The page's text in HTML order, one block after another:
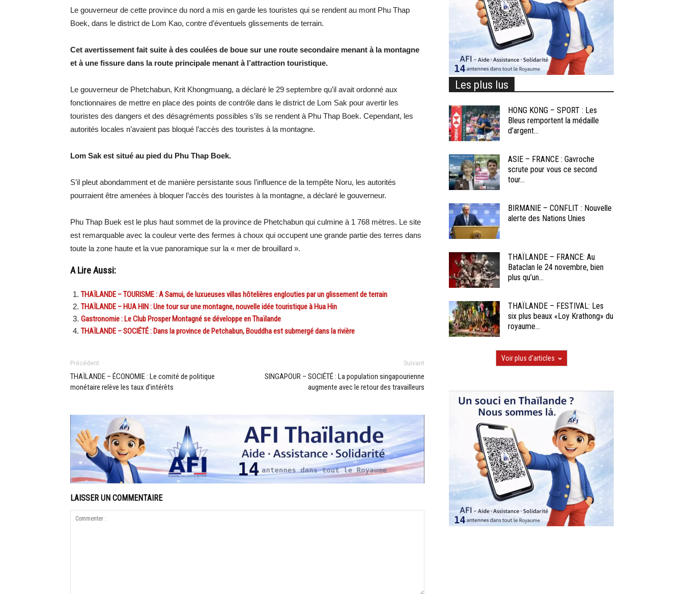
Le gouverneur de cette province du nord a mis en garde les touristes qui se rendent au mont Phu Thap
Boek, dans le district de Lom Kao, contre d’éventuels glissements de terrain.
Cet avertissement fait suite à des coulées de boue sur une route secondaire menant à la montagne
et à une fissure dans la route principale menant à l’attraction touristique.
Le gouverneur de Phetchabun, Krit Khongmuang, a déclaré le 29 septembre qu’il avait ordonné aux
fonctionnaires de mettre en place des points de contrôle dans le district de Lom Sak pour avertir les
touristes des dangers et des désagréments possibles s’ils se rendent à Phu Thap Boek. Cependant, les
autorités locales n’avaient pas bloqué l’accès des touristes à la montagne.
Lom Sak est situé au pied du Phu Thap Boek.
S’il pleut abondamment et de manière persistante sous l’influence de la tempête Noru, les autorités
pourraient être amenées à bloquer l’accès des touristes à la montagne, a déclaré le gouverneur.
Phu Thap Buek est le plus haut sommet de la province de Phetchabun qui culmine à 1 768 mètres. Le site
est remarquable avec la couleur verte des fermes à choux qui occupent une grande partie des terres dans
toute la zone haute et la vue panoramique sur la « mer de brouillard ».
A Lire Aussi:
THAÏLANDE – TOURISME : A Samui, de luxueuses villas hôtelières englouties par un glissement de terrain
THAÏLANDE – HUA HIN : Une tour sur une montagne, nouvelle idée touristique à Hua Hin
Gastronomie : Le Club Prosper Montagné se développe en Thaïlande
THAÏLANDE – SOCIÉTÉ : Dans la province de Petchabun, Bouddha est submergé dans la rivière
Précédent
THAÏLANDE – ÉCONOMIE : Le comité de politique
monétaire relève les taux d’intérêts
Suivant
SINGAPOUR – SOCIÉTÉ : La population singapourienne
augmente avec le retour des travailleurs
LAISSER UN COMMENTAIRE
Les plus lus
HONG KONG – SPORT : Les
Bleus remportent la médaille
d’argent...
ASIE – FRANCE : Gavroche
scrute pour vous ce second
tour...
BIRMANIE – CONFLIT : Nouvelle
alerte des Nations Unies
THAÏLANDE – FRANCE: Au
Bataclan le 24 novembre, bien
plus qu’un...
THAÏLANDE – FESTIVAL: Les
six plus beaux «Loy Krathong» du
royaume...
Voir plus d'articles